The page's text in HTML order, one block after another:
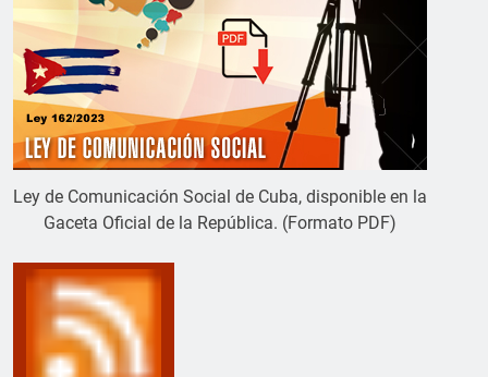
Ley de Comunicación Social de Cuba, disponible en la
Gaceta Oficial de la República. (Formato PDF)